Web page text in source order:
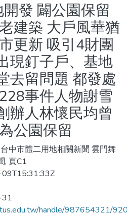
發 闢公園保留
建築 大戶風華猶
更新 吸引4財團
現釘子戶、基地
去留問題 都發處
事件人物謝雪
辦人林懷民均曾
公園保留
中市體二用地相關新聞 雲門舞
, 頁C1
handle/987654321/